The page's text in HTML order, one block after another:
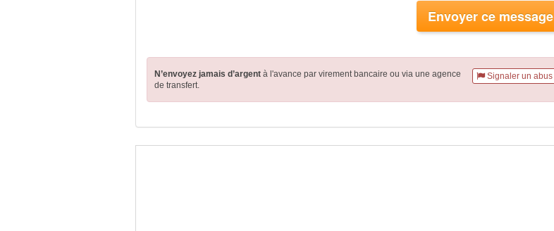
Envoyer ce message
Signaler un abus
N’envoyez jamais d’argent à l'avance par virement bancaire ou via une agence
de transfert.